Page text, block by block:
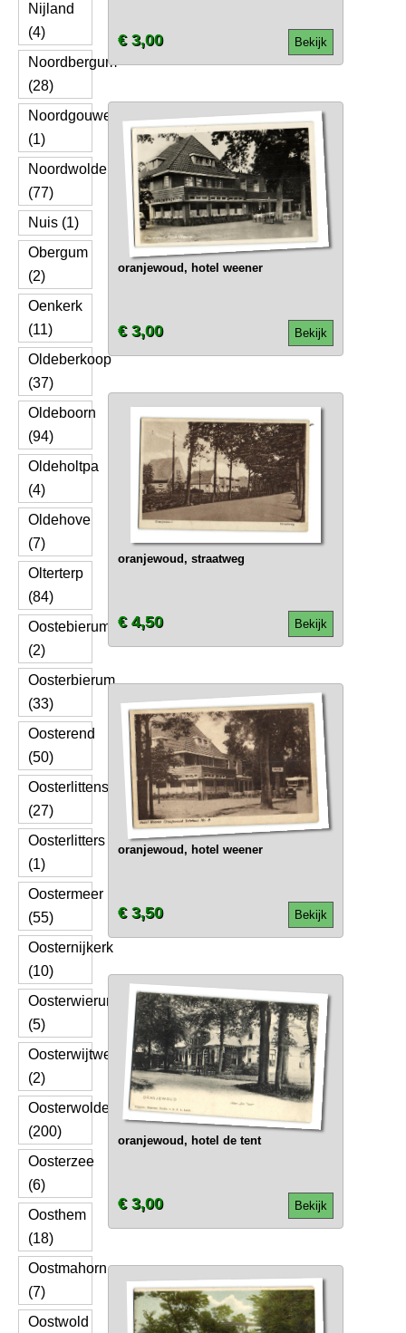
Nijland
(4)
Noordbergum
(28)
Noordgouwe
(1)
Noordwolde
(77)
Nuis (1)
Obergum
(2)
Oenkerk
(11)
Oldeberkoop
(37)
Oldeboorn
(94)
Oldeholtpa
(4)
Oldehove
(7)
Olterterp
(84)
Oostebierum
(2)
Oosterbierum
(33)
Oosterend
(50)
Oosterlittens
(27)
Oosterlitters
(1)
Oostermeer
(55)
Oosternijkerk
(10)
Oosterwierum
(5)
Oosterwijtwerd
(2)
Oosterwolde
(200)
Oosterzee
(6)
Oosthem
(18)
Oostmahorn
(7)
Oostwold
Bekijk
€ 3,00
oranjewoud, hotel weener
Bekijk
€ 3,00
oranjewoud, straatweg
Bekijk
€ 4,50
oranjewoud, hotel weener
Bekijk
€ 3,50
oranjewoud, hotel de tent
Bekijk
€ 3,00